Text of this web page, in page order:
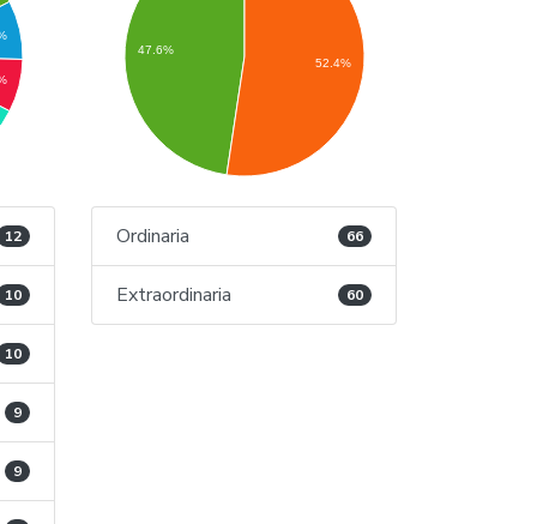
12
10
10
9
9
47.6%
52.4%
Ordinaria 66
Extraordinaria 60